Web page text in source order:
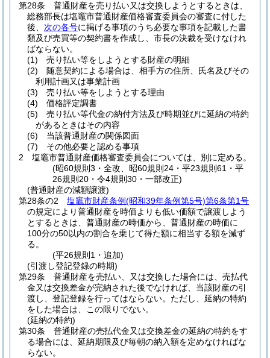
第28条
普通財産を売り払い又は交換しようとするときは、
総務部長は塩竈市普通財産価格審査委員会の審査に付した
後、 次の各号に掲げる事項のうち必要な事項を記載した書
類及び売買等の契約書を作成し、市長の決裁を受けなけれ
ばならない。
(1)
売り払い等をしようとする財産の明細
(2)
随意契約による場合は、相手方の住所、氏名及びその
利用計画又は事業計画
(3)
売り払い等をしようとする理由
(4)
価格評定調書
(5)
売り払い等代金の納付方法及び時期並びに延納の特約
があるときはその内容
(6)
当該普通財産の関係図面
(7)
その他必要と認める事項
2
塩竈市普通財産価格審査委員会については、別に定める。
(昭60規則3・全改、昭60規則24・平23規則61・平
26規則20・令4規則30・一部改正)
(普通財産の減額譲渡)
第28条の2
塩竈市財産条例(昭和39年条例第5号)第6条第1号
の規定により普通財産を時価よりも低い価額で譲渡しよう
とするときは、普通財産の時価から、普通財産の時価に
100分の50以内の割合を乗じて得た額に相当する額を減ず
る。
(平26規則1・追加)
(引渡し登記登録の時期)
第29条
普通財産を売払い、又は交換した場合には、売払代
金又は交換差金が完納された後でなければ、当該財産の引
渡し、登記登録を行ってはならない。 ただし、延納の特約
をした場合は、この限りでない。
(延納の特約)
第30条
普通財産の売払代金又は交換差金の延納の特約をす
る場合には、延納期限及び毎朝の納入額を定めなければな
らない。